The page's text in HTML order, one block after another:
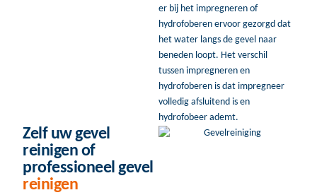
er bij het impregneren of
hydrofoberen ervoor gezorgd dat
het water langs de gevel naar
beneden loopt. Het verschil
tussen impregneren en
hydrofoberen is dat impregneer
volledig afsluitend is en
hydrofobeer ademt.
Zelf uw gevel
reinigen of
professioneel gevel
reinigen